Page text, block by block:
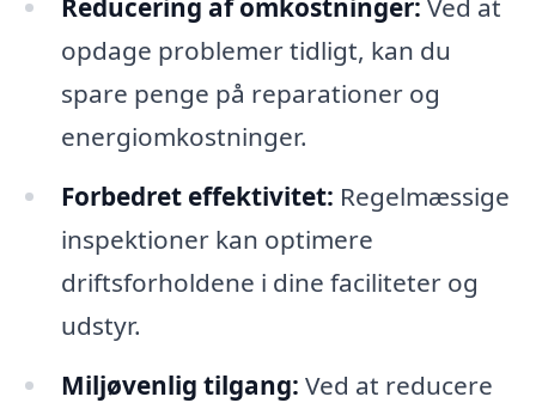
Reducering af omkostninger: Ved at
opdage problemer tidligt, kan du
spare penge på reparationer og
energiomkostninger.
Forbedret effektivitet: Regelmæssige
inspektioner kan optimere
driftsforholdene i dine faciliteter og
udstyr.
Miljøvenlig tilgang: Ved at reducere